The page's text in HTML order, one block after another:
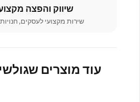
שיווק והפצה
שירות מקצועי לעסקים,
עוד מוצרים